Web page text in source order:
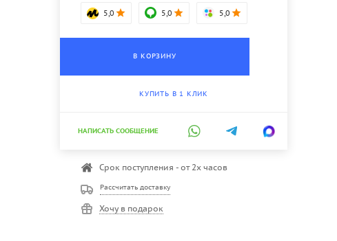
5,0 5,0 5,0
В КОРЗИНУ
КУПИТЬ В 1 КЛИК
НАПИСАТЬ СООБЩЕНИЕ
Срок поступления - от 2х часов
Рассчитать доставку
Хочу в подарок